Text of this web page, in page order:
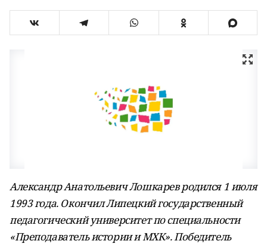
Александр Анатольевич Лошкарев родился 1 июля
1993 года. Окончил Липецкий государственный
педагогический университет по специальности
«Преподаватель истории и МХК». Победитель